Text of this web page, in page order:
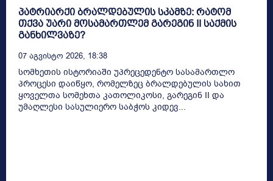
პატრიარქი ბრალდებულის სკამზე: რატომ
თქვა უარი მოსამართლემ გარეგინ II საქმის
განხილვაზე?
07 Აგვისტო 2026, 18:38
სომხეთის ისტორიაში უპრეცედენტო სასამართლო
პროცესი დაიწყო, რომელზეც ბრალდებულის სახით
ყოველთა სომეხთა კათოლიკოსი, გარეგინ II და
უმაღლესი სასულიერო საბჭოს კიდევ...